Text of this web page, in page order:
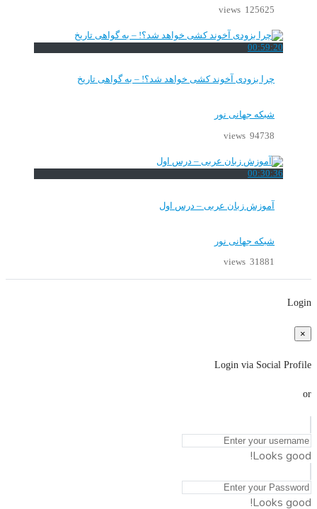
125625 views
00:59:20
چرا بزودی آخوند کشی خواهد شد؟! – به گواهی تاریخ
شبکه جهانی نور
94738 views
00:30:36
آموزش زبان عربی – درس اول
شبکه جهانی نور
31881 views
Login
×
Login via Social Profile
or
Looks good!
Looks good!